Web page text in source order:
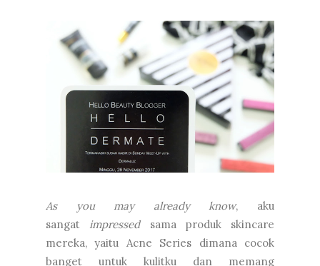
As you may already know, aku
sangat impressedsama produk skincare
mereka, yaitu Acne Series dimana cocok
banget untuk kulitku dan memang